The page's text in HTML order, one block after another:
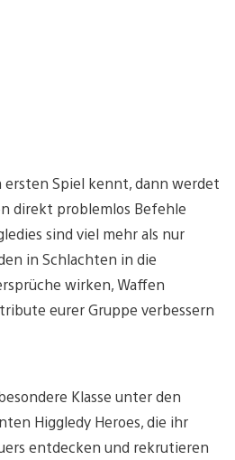
ersten Spiel kennt, dann werdet
direkt problemlos Befehle
sind viel mehr als nur
in Schlachten in die
wirken, Waffen
eurer Gruppe verbessern
Klasse unter den
Higgledy Heroes, die ihr
entdecken und rekrutieren